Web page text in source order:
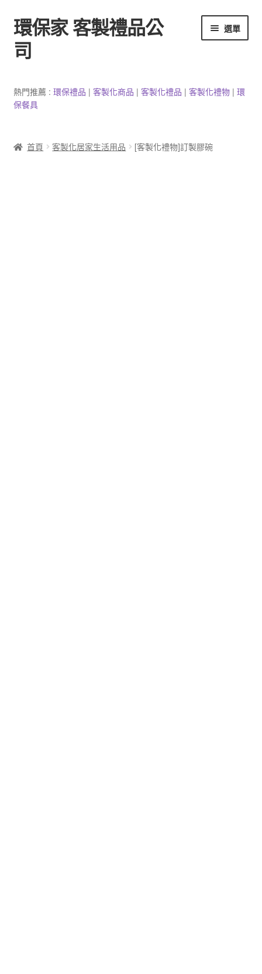
跳
至
導
跳
至
主
容
環保家 客製禮品公
司
選單
3C產品客製
熱門推薦 : 環保禮品 | 客製化商品 | 客製化禮品 | 客製化禮物| 環
保餐具
首頁 客製化居家生活用品 [客製化禮物]訂製膠碗